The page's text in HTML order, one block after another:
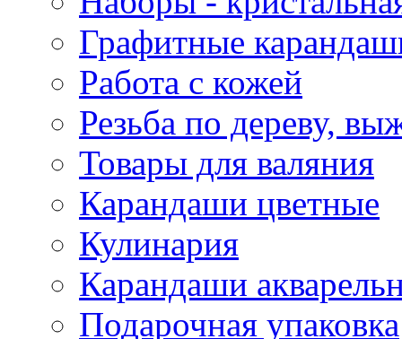
Графитные
Работа с кожей
Резьба по дереву,
Товары для валяния
Карандаши цветные
Кулинария
Карандаши
Подарочная упаковка